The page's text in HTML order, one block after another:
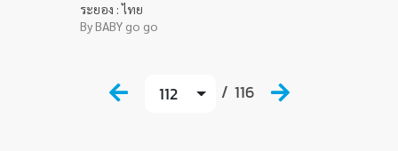
ระยอง : ไทย
By BABY go go
112 / 116